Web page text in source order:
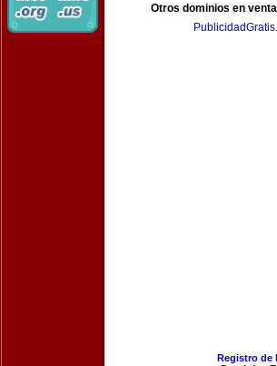
Otros dominios en
Registro de